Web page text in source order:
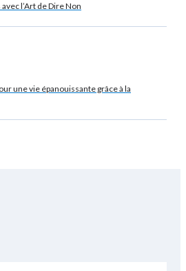
l’Art de Dire Non
une vie épanouissante grâce à la